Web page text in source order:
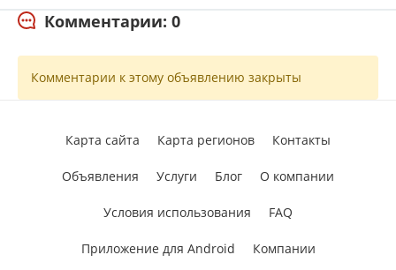
Комментарии: 0
Комментарии к этому объявлению закрыты
Карта сайта Карта регионов Контакты
Объявления Услуги Блог О компании
Условия использования FAQ
Приложение для Android Компании